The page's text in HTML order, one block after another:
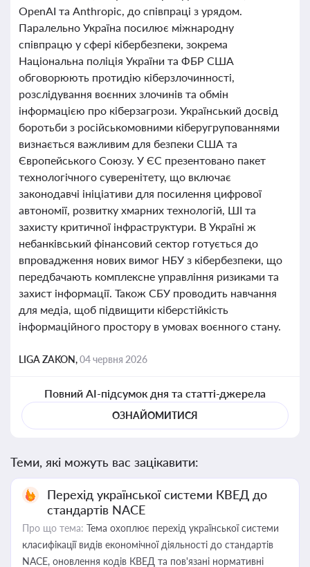
OpenAI та Anthropic, до співпраці з урядом.
Паралельно Україна посилює міжнародну
співпрацю у сфері кібербезпеки, зокрема
Національна поліція України та ФБР США
обговорюють протидію кіберзлочинності,
розслідування воєнних злочинів та обмін
інформацією про кіберзагрози. Український досвід
боротьби з російськомовними кіберугрупованнями
визнається важливим для безпеки США та
Європейського Союзу. У ЄС презентовано пакет
технологічного суверенітету, що включає
законодавчі ініціативи для посилення цифрової
автономії, розвитку хмарних технологій, ШІ та
захисту критичної інфраструктури. В Україні ж
небанківський фінансовий сектор готується до
впровадження нових вимог НБУ з кібербезпеки, що
передбачають комплексне управління ризиками та
захист інформації. Також СБУ проводить навчання
для медіа, щоб підвищити кіберстійкість
інформаційного простору в умовах воєнного стану.
LIGA ZAKON,04 червня 2026
Повний AI-підсумок дня та статті-джерела
ОЗНАЙОМИТИСЯ
Теми, які можуть вас зацікавити:
Перехід української системи КВЕД до
стандартів NACE
Про що тема: Тема охоплює перехід української системи
класифікації видів економічної діяльності до стандартів
NACE, оновлення кодів КВЕД та пов'язані нормативні